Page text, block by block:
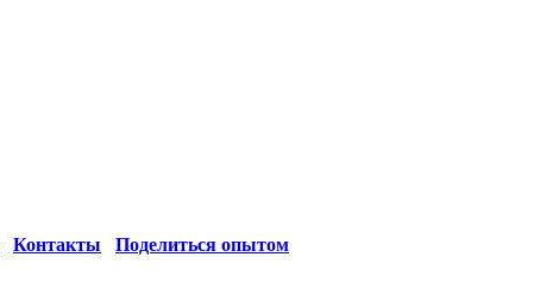
Контакты Поделиться опытом